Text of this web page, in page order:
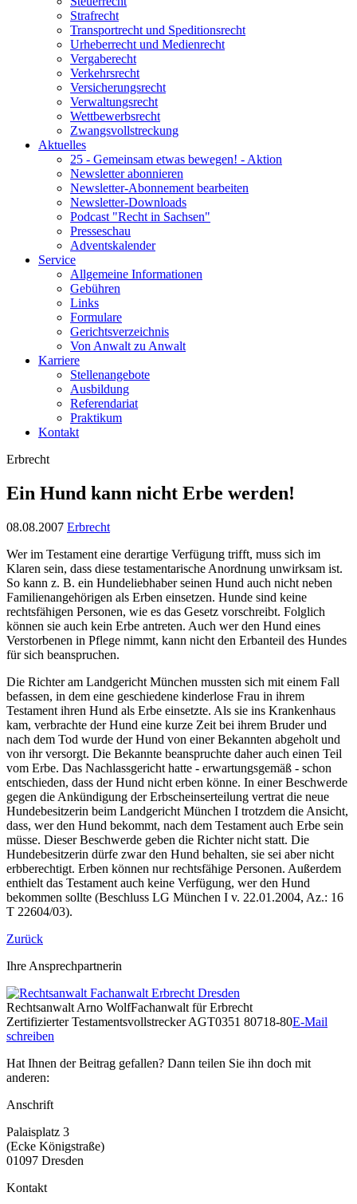
Strafrecht
Transportrecht und Speditionsrecht
Urheberrecht und Medienrecht
Vergaberecht
Verkehrsrecht
Versicherungsrecht
Verwaltungsrecht
Wettbewerbsrecht
Zwangsvollstreckung
Aktuelles
25 - Gemeinsam etwas bewegen! - Aktion
Newsletter abonnieren
Newsletter-Abonnement bearbeiten
Newsletter-Downloads
Podcast "Recht in Sachsen"
Presseschau
Adventskalender
Service
Allgemeine Informationen
Gebühren
Links
Formulare
Gerichtsverzeichnis
Von Anwalt zu Anwalt
Karriere
Stellenangebote
Ausbildung
Referendariat
Praktikum
Kontakt
Erbrecht
Ein Hund kann nicht Erbe werden!
08.08.2007 Erbrecht
Wer im Testament eine derartige Verfügung trifft, muss sich im
Klaren sein, dass diese testamentarische Anordnung unwirksam ist.
So kann z. B. ein Hundeliebhaber seinen Hund auch nicht neben
Familienangehörigen als Erben einsetzen. Hunde sind keine
rechtsfähigen Personen, wie es das Gesetz vorschreibt. Folglich
können sie auch kein Erbe antreten. Auch wer den Hund eines
Verstorbenen in Pflege nimmt, kann nicht den Erbanteil des Hundes
für sich beanspruchen.
Die Richter am Landgericht München mussten sich mit einem Fall
befassen, in dem eine geschiedene kinderlose Frau in ihrem
Testament ihren Hund als Erbe einsetzte. Als sie ins Krankenhaus
kam, verbrachte der Hund eine kurze Zeit bei ihrem Bruder und
nach dem Tod wurde der Hund von einer Bekannten abgeholt und
von ihr versorgt. Die Bekannte beanspruchte daher auch einen Teil
vom Erbe. Das Nachlassgericht hatte - erwartungsgemäß - schon
entschieden, dass der Hund nicht erben könne. In einer Beschwerde
gegen die Ankündigung der Erbscheinserteilung vertrat die neue
Hundebesitzerin beim Landgericht München I trotzdem die Ansicht,
dass, wer den Hund bekommt, nach dem Testament auch Erbe sein
müsse. Dieser Beschwerde geben die Richter nicht statt. Die
Hundebesitzerin dürfe zwar den Hund behalten, sie sei aber nicht
erbberechtigt. Erben können nur rechtsfähige Personen. Außerdem
enthielt das Testament auch keine Verfügung, wer den Hund
bekommen sollte (Beschluss LG München I v. 22.01.2004, Az.: 16
T 22604/03).
Zurück
Ihre Ansprechpartnerin
Rechtsanwalt Arno WolfFachanwalt für Erbrecht
Zertifizierter Testamentsvollstrecker AGT0351 80718-80E-Mail
schreiben
Hat Ihnen der Beitrag gefallen? Dann teilen Sie ihn doch mit
anderen:
Anschrift
Palaisplatz 3
(Ecke Königstraße)
01097 Dresden
Kontakt